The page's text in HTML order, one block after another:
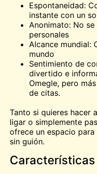
Espontaneidad:
instante con un
Anonimato: No
personales
Alcance mundial:
mundo
Sentimiento de
divertido e
Omegle, pero
de citas.
Tanto si quieres hacer
ligar o simplemente
ofrece un espacio
sin guión.